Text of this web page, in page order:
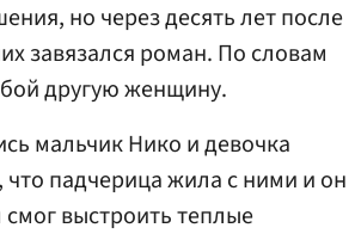
но через десять лет после
завязался роман. По словам
другую женщину.
мальчик Нико и девочка
падчерица жила с ними и он
выстроить теплые